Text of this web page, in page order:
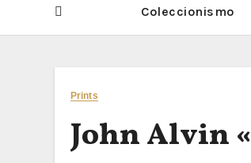
Coleccionismo
Prints
John Alvin